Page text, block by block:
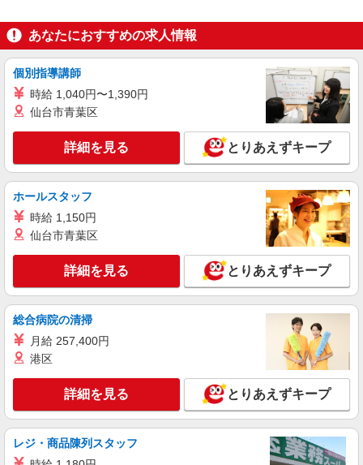
あなたにおすすめの求人情報
個別指導講師
時給 1,040円〜1,390円
仙台市青葉区
詳細を見る とりあえずキープ
ホールスタッフ
時給 1,150円
仙台市青葉区
詳細を見る とりあえずキープ
総合病院の清掃
月給 257,400円
港区
詳細を見る とりあえずキープ
レジ・商品陳列スタッフ